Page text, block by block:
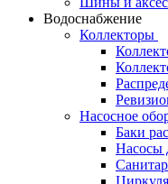
Водоснабжение
Коллекторы
Насосное
Баки
Насосы